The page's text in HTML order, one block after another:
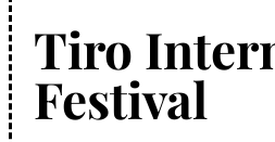
Tiro
Festival